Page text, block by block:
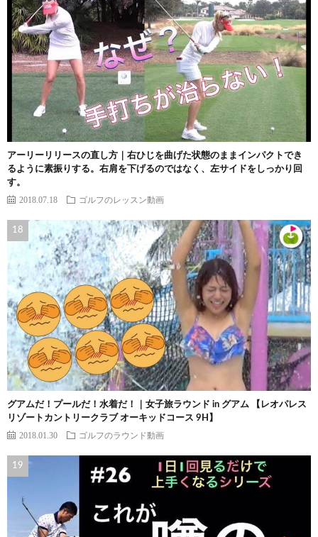
アーリーリリースの直し方｜右ひじを曲げた状態のままインパクトでき
るように素振りする。右肩を下げるのではなく、左サイドをしっかり回
す。
2018.07.18 ゴルフのレッスン動画
グアムだ！プールだ！水着だ！｜女子旅ラウンド in グアム 【レオパレス
リゾートカントリークラブ オーキッドコース 9H】
2018.01.30 ゴルフのラウンド動画